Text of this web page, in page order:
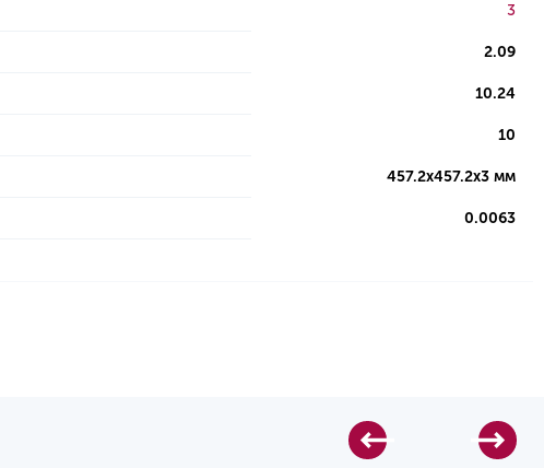
3
2.09
10.24
10
457.2х457.2х3 мм
0.0063